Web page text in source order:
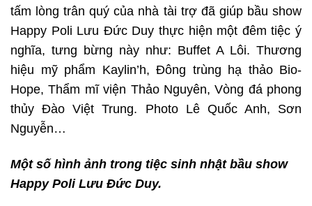
tấm lòng trân quý của nhà tài trợ đã giúp bầu show
Happy Poli Lưu Đức Duy thực hiện một đêm tiệc ý
nghĩa, tưng bừng này như: Buffet A Lôi. Thương
hiệu mỹ phẩm Kaylin’h, Đông trùng hạ thảo Bio-
Hope, Thẩm mĩ viện Thảo Nguyên, Vòng đá phong
thủy Đào Việt Trung. Photo Lê Quốc Anh, Sơn
Nguyễn…
Một số hình ảnh trong tiệc sinh nhật bầu show
Happy Poli Lưu Đức Duy.